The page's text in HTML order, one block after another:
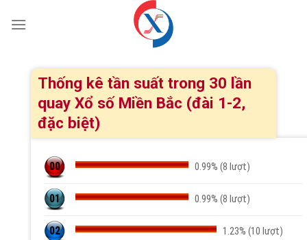
đến
Thống kê tần suất trong 30 lần
quay Xổ số Miền Bắc (đài 1-2,
đặc biệt)
00 0.99% (8 lượt)
01 0.99% (8 lượt)
02 1.23% (10 lượt)